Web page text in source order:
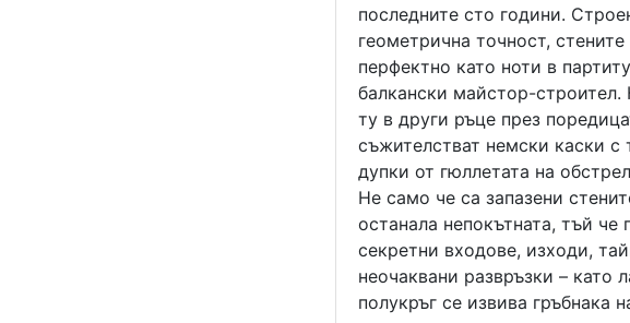
последните сто години.
геометрична точност,
перфектно като ноти в
балкански майстор-
ту в други ръце през
съжителстват немски каски с
дупки от гюллетата на
Не само че са запазени
останала непокътната, тъй
секретни входове, изходи,
неочаквани развръзки –
полукръг се извива гръбнака